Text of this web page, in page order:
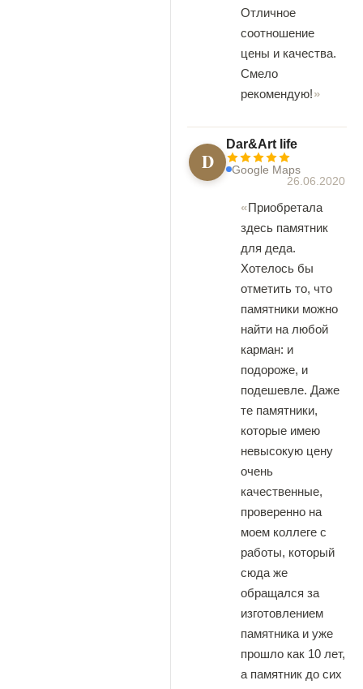
Отличное
соотношение
цены и качества.
Смело
рекомендую!
D
Dar&Art life
Google Maps
26.06.2020
Приобретала
здесь памятник
для деда.
Хотелось бы
отметить то, что
памятники можно
найти на любой
карман: и
подороже, и
подешевле. Даже
те памятники,
которые имею
невысокую цену
очень
качественные,
проверенно на
моем коллеге с
работы, который
сюда же
обращался за
изготовлением
памятника и уже
прошло как 10 лет,
а памятник до сих